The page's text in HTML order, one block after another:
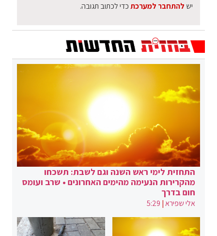
יש להתחבר למערכתכדי לכתוב תגובה.
התחזית לימי ראש השנה וגם לשבת: תשכחו
מהקרירות הנעימה מהימים האחרונים • שרב ועומס
חום בדרך
אלי שפירא|
5:29